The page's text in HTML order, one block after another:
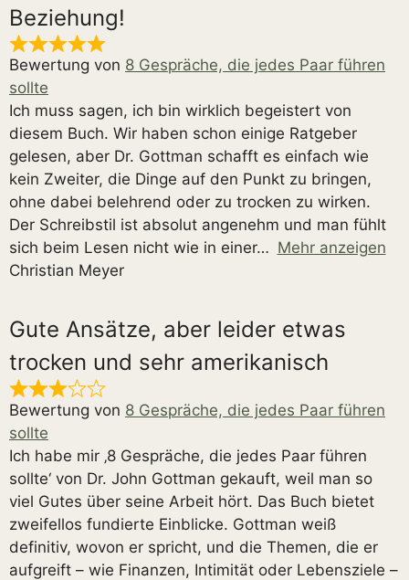
Beziehung!
Bewertung von 8 Gespräche, die jedes Paar führen
sollte
Ich muss sagen, ich bin wirklich begeistert von
diesem Buch. Wir haben schon einige Ratgeber
gelesen, aber Dr. Gottman schafft es einfach wie
kein Zweiter, die Dinge auf den Punkt zu bringen,
ohne dabei belehrend oder zu trocken zu wirken.
Der Schreibstil ist absolut angenehm und man fühlt
sich beim Lesen nicht wie in einer
Mehr anzeigen
Christian Meyer
Gute Ansätze, aber leider etwas
trocken und sehr amerikanisch
Bewertung von 8 Gespräche, die jedes Paar führen
sollte
Ich habe mir ‚8 Gespräche, die jedes Paar führen
sollte‘ von Dr. John Gottman gekauft, weil man so
viel Gutes über seine Arbeit hört. Das Buch bietet
zweifellos fundierte Einblicke. Gottman weiß
definitiv, wovon er spricht, und die Themen, die er
aufgreift – wie Finanzen, Intimität oder Lebensziele –